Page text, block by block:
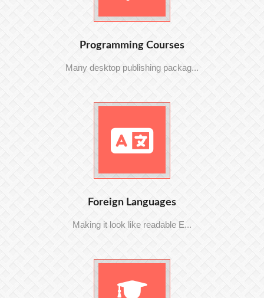
Programming Courses
Many desktop publishing packag...
Foreign Languages
Making it look like readable E...